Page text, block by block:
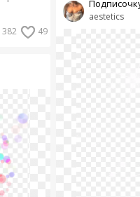
382 49
aestetics